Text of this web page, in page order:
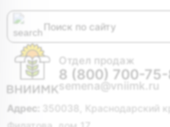
Отдел продаж
8 (800) 700-
semena@vniimk.ru
Адрес:
350038, Краснодарский